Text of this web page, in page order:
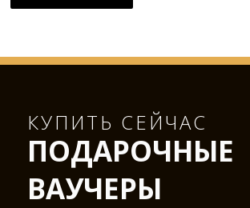
КУПИТЬ СЕЙЧАС
ПОДАРОЧНЫЕ
ВАУЧЕРЫ